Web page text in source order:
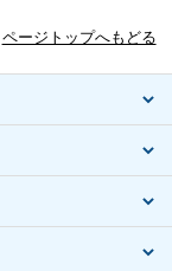
ページトップへもどる